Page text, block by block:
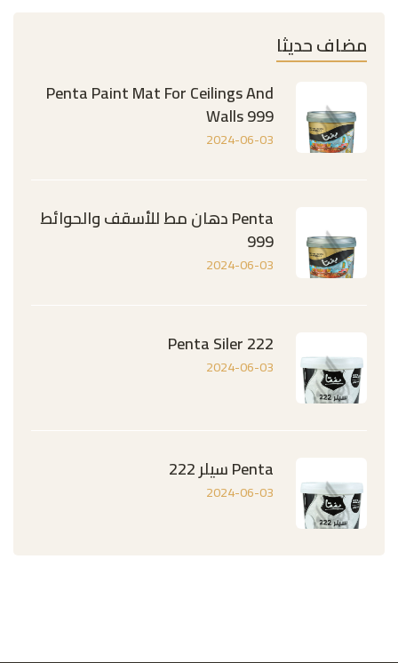
مضاف حديثا
Penta Paint Mat For Ceilings And
Walls 999
2024-06-03
Penta دهان مط للأسقف والحوائط
999
2024-06-03
Penta Siler 222
2024-06-03
Penta سيلر 222
2024-06-03